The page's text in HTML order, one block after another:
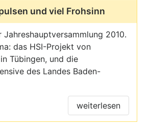
und viel Frohsinn
Jahreshauptversammlung 2010.
das HSI-Projekt von
Tübingen, und die
des Landes Baden-
weiterlesen